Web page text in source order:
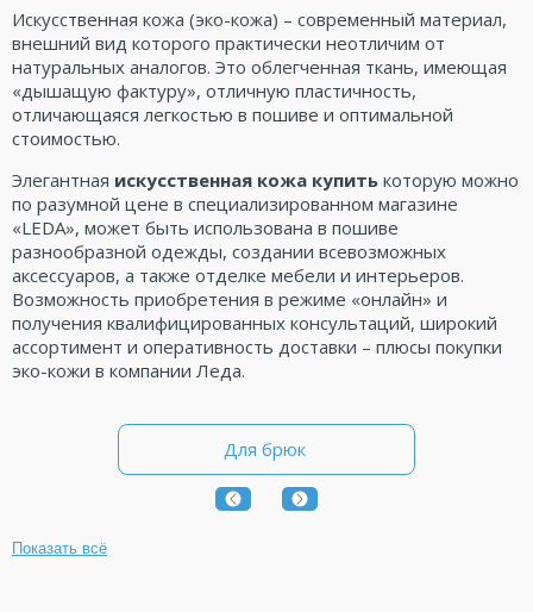
Искусственная кожа (эко-кожа) – современный материал,
внешний вид которого практически неотличим от
натуральных аналогов. Это облегченная ткань, имеющая
«дышащую фактуру», отличную пластичность,
отличающаяся легкостью в пошиве и оптимальной
стоимостью.
Элегантная искусственная кожа купить которую можно
по разумной цене в специализированном магазине
«LEDA», может быть использована в пошиве
разнообразной одежды, создании всевозможных
аксессуаров, а также отделке мебели и интерьеров.
Возможность приобретения в режиме «онлайн» и
получения квалифицированных консультаций, широкий
ассортимент и оперативность доставки – плюсы покупки
эко-кожи в компании Леда.
Для брюк
Показать всё